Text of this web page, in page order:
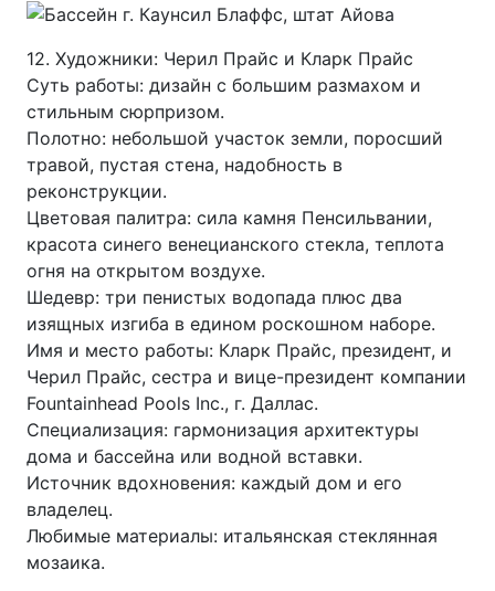
12. Художники: Черил Прайс и Кларк Прайс
Суть работы: дизайн с большим размахом и
стильным сюрпризом.
Полотно: небольшой участок земли, поросший
травой, пустая стена, надобность в
реконструкции.
Цветовая палитра: сила камня Пенсильвании,
красота синего венецианского стекла, теплота
огня на открытом воздухе.
Шедевр: три пенистых водопада плюс два
изящных изгиба в едином роскошном наборе.
Имя и место работы: Кларк Прайс, президент, и
Черил Прайс, сестра и вице-президент компании
Fountainhead Pools Inc., г. Даллас.
Специализация: гармонизация архитектуры
дома и бассейна или водной вставки.
Источник вдохновения: каждый дом и его
владелец.
Любимые материалы: итальянская стеклянная
мозаика.